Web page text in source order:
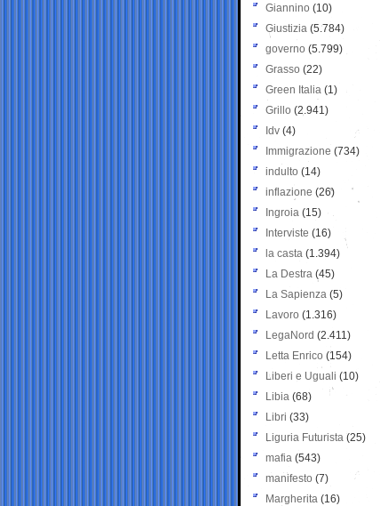
Giannino (10)
Giustizia (5.784)
governo (5.799)
Grasso (22)
Green Italia (1)
Grillo (2.941)
Idv (4)
Immigrazione (734)
indulto (14)
inflazione (26)
Ingroia (15)
Interviste (16)
la casta (1.394)
La Destra (45)
La Sapienza (5)
Lavoro (1.316)
LegaNord (2.411)
Letta Enrico (154)
Liberi e Uguali (10)
Libia (68)
Libri (33)
Liguria Futurista (25)
mafia (543)
manifesto (7)
Margherita (16)